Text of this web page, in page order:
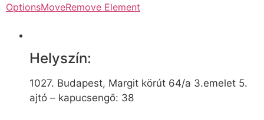
OptionsMoveRemove Element
Helyszín:
1027. Budapest, Margit körút 64/a 3.emelet 5.
ajtó – kapucsengő: 38